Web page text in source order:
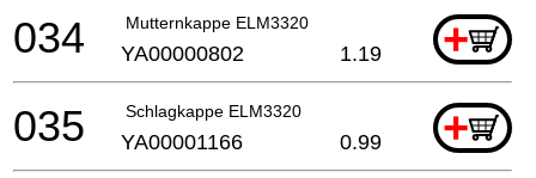
Mutternkappe ELM3320 +
034 YA00000802 1.19
Schlagkappe ELM3320 +
035 YA00001166 0.99